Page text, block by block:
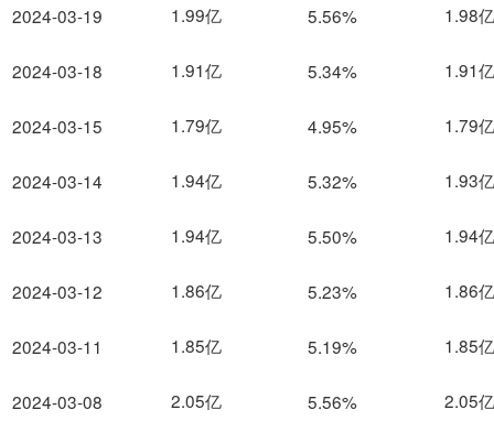
2024-03-19
2024-03-18
2024-03-15
2024-03-14
2024-03-13
2024-03-12
2024-03-11
2024-03-08
1.99亿 5.56% 1.98亿
1.91亿 5.34% 1.91亿
1.79亿 4.95% 1.79亿
1.94亿 5.32% 1.93亿
1.94亿 5.50% 1.94亿
1.86亿 5.23% 1.86亿
1.85亿 5.19% 1.85亿
2.05亿 5.56% 2.05亿